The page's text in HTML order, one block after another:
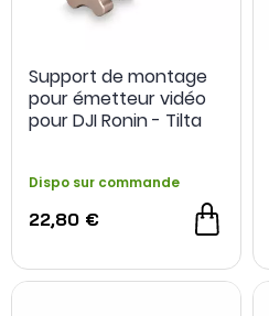
Support de montage
pour émetteur vidéo
pour DJI Ronin - Tilta
Dispo sur commande
22,80 €